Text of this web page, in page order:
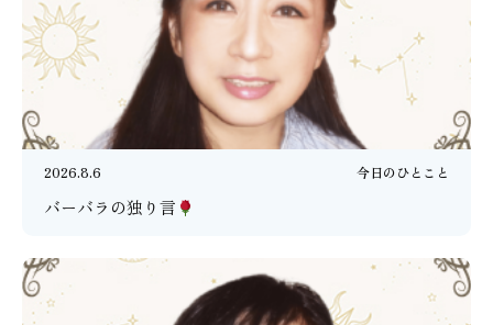
2026.8.6 今日のひとこと
バーバラの独り言